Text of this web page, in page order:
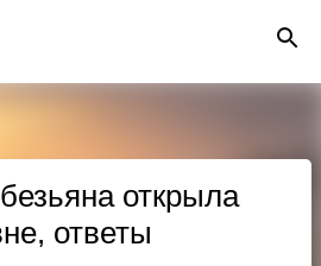
открыла
ответы